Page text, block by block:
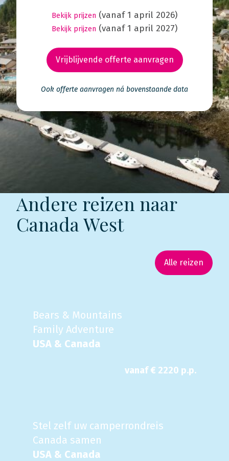
Bekijk prijzen (vanaf 1 april 2026)
Bekijk prijzen (vanaf 1 april 2027)
Vrijblijvende offerte aanvragen
Ook offerte aanvragen ná bovenstaande data
Andere reizen naar
Canada West
Alle reizen
Bears & Mountains
Family Adventure
USA & Canada
vanaf € 2220 p.p.
Stel zelf uw camperrondreis
Canada samen
USA & Canada